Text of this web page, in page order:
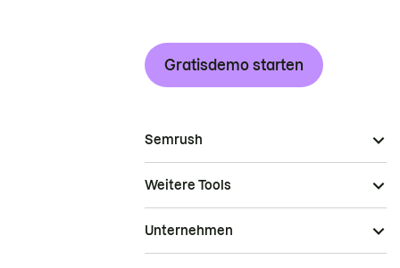
Gratisdemo starten
Semrush
Weitere Tools
Unternehmen